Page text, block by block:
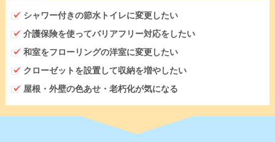
シャワー付きの節水トイレに変更したい
介護保険を使ってバリアフリー対応をしたい
和室をフローリングの洋室に変更したい
クローゼットを設置して収納を増やしたい
屋根・外壁の色あせ・老朽化が気になる